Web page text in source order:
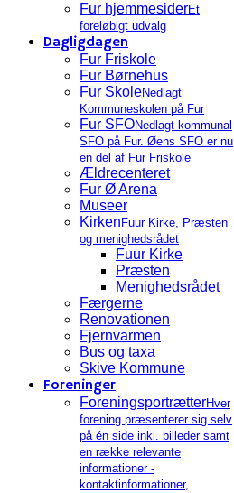
Fur hjemmesiderEt
foreløbigt udvalg
Dagligdagen
Fur Friskole
Fur Børnehus
Fur SkoleNedlagt
Kommuneskolen på Fur
Fur SFONedlagt kommunal
SFO på Fur. Øens SFO er nu
en del af Fur Friskole
Ældrecenteret
Fur Ø Arena
Museer
Kirken Fuur Kirke, Præsten
og menighedsrådet
Fuur Kirke
Præsten
Menighedsrådet
Færgerne
Renovationen
Fjernvarmen
Bus og taxa
Skive Kommune
Foreninger
ForeningsportrætterHver
forening præsenterer sig selv
på én side inkl. billeder samt
en række relevante
informationer -
kontaktinformationer,